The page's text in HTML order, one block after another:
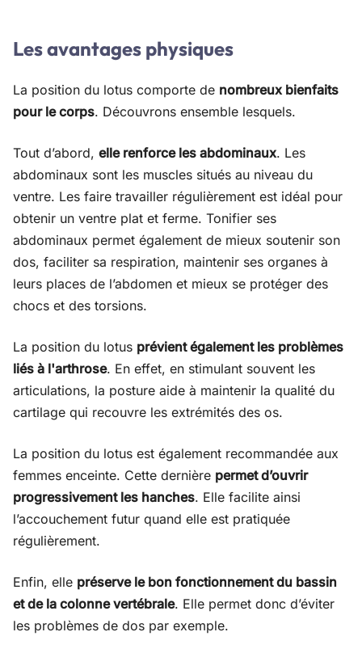
Les avantages physiques
La position du lotus comporte de nombreux bienfaits
pour le corps. Découvrons ensemble lesquels.
Tout d’abord, elle renforce les abdominaux. Les
abdominaux sont les muscles situés au niveau du
ventre. Les faire travailler régulièrement est idéal pour
obtenir un ventre plat et ferme. Tonifier ses
abdominaux permet également de mieux soutenir son
dos, faciliter sa respiration, maintenir ses organes à
leurs places de l’abdomen et mieux se protéger des
chocs et des torsions.
La position du lotus prévient également les problèmes
liés à l'arthrose. En effet, en stimulant souvent les
articulations, la posture aide à maintenir la qualité du
cartilage qui recouvre les extrémités des os.
La position du lotus est également recommandée aux
femmes enceinte. Cette dernière permet d’ouvrir
progressivement les hanches. Elle facilite ainsi
l’accouchement futur quand elle est pratiquée
régulièrement.
Enfin, elle préserve le bon fonctionnement du bassin
et de la colonne vertébrale. Elle permet donc d’éviter
les problèmes de dos par exemple.